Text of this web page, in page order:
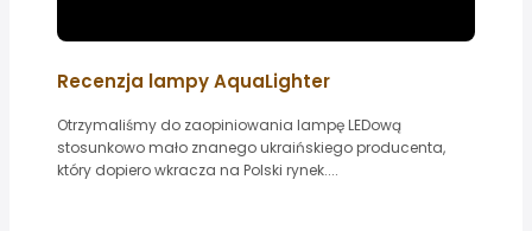
Recenzja lampy AquaLighter
Otrzymaliśmy do zaopiniowania lampę LEDową
stosunkowo mało znanego ukraińskiego producenta,
który dopiero wkracza na Polski rynek....